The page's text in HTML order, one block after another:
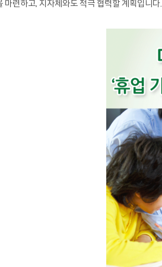
마련하고, 지자체와도 적극 협력할 계획입니다.